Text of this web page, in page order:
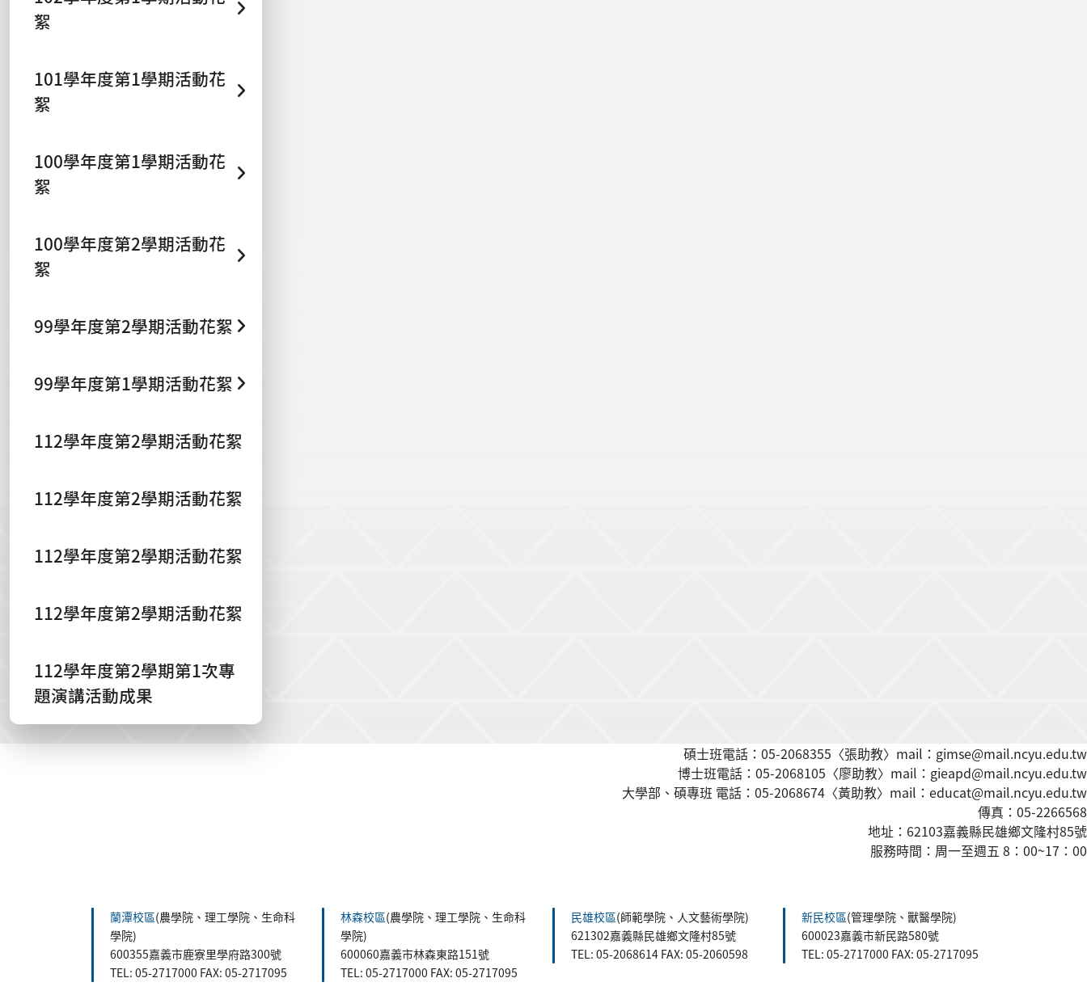
絮
101學年度第1學期活動花
絮
100學年度第1學期活動花
絮
100學年度第2學期活動花
絮
99學年度第2學期活動花絮
99學年度第1學期活動花絮
112學年度第2學期活動花絮
112學年度第2學期活動花絮
112學年度第2學期活動花絮
112學年度第2學期活動花絮
112學年度第2學期第1次專
題演講活動成果
碩士班電話：05-2068355〈張助教〉mail：gimse@mail.ncyu.edu.tw
博士班電話：05-2068105〈廖助教〉mail：gieapd@mail.ncyu.edu.tw
大學部、碩專班 電話：05-2068674〈黃助教〉mail：educat@mail.ncyu.edu.tw
傳真：05-2266568
地址：62103嘉義縣民雄鄉文隆村85號
服務時間：周一至週五 8：00~17：00
蘭潭校區(農學院、理工學院、生命科
學院)
600355嘉義市鹿寮里學府路300號
TEL: 05-2717000 FAX: 05-2717095
林森校區(農學院、理工學院、生命科
學院)
600060嘉義市林森東路151號
TEL: 05-2717000 FAX: 05-2717095
民雄校區(師範學院、人文藝術學院)
621302嘉義縣民雄鄉文隆村85號
TEL: 05-2068614 FAX: 05-2060598
新民校區(管理學院、獸醫學院)
600023嘉義市新民路580號
TEL: 05-2717000 FAX: 05-2717095